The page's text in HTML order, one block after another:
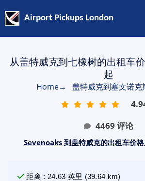
Airport Pickups London
从盖特威克到七橡树的出租车
起
Home→ 盖特威克到塞文诺克
4469 评论
Sevenoaks 到盖特威克的出租车价
距离: 24.63 英里 (39.64 km)